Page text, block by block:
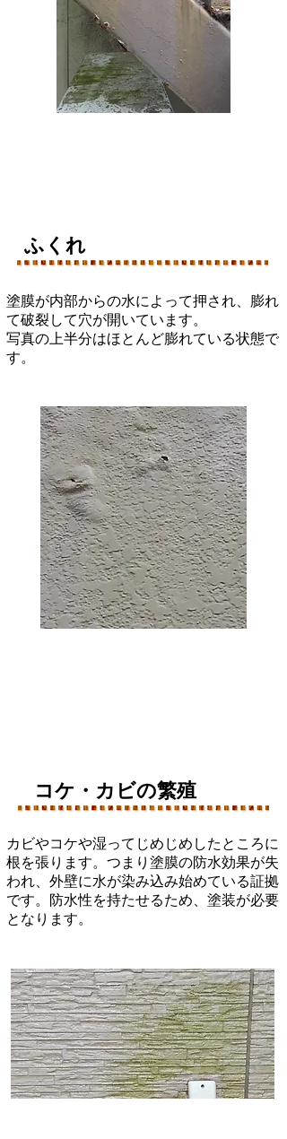
コケ・カビの繁殖
カビやコケや湿ってじめじめしたところに
根を張ります。つまり塗膜の防水効果が失
われ、外壁に水が染み込み始めている証拠
です。防水性を持たせるため、塗装が必要
となります。
ふくれ
塗膜が内部からの水によって押され、膨れ
て破裂して​穴が開いています。
​写真の上半分はほとんど膨れている状態で
す。